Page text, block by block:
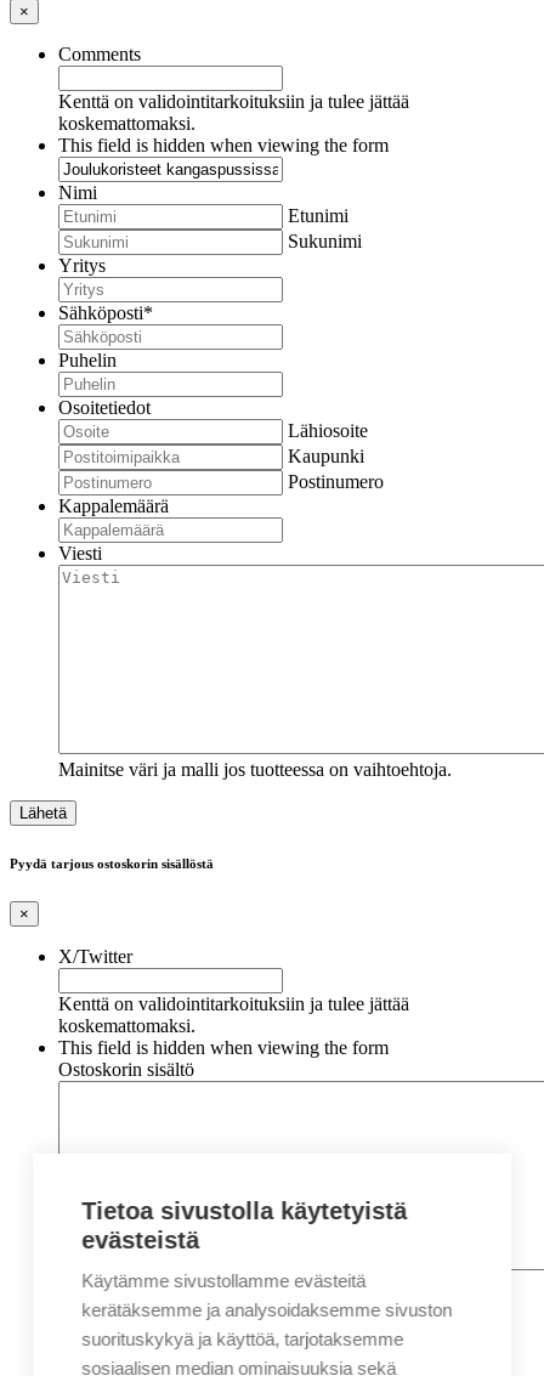
×
Comments
Kenttä on validointitarkoituksiin ja tulee jättää
koskemattomaksi.
This field is hidden when viewing the form
Nimi
Etunimi
Sukunimi
Yritys
Sähköposti*
Puhelin
Osoitetiedot
Lähiosoite
Kaupunki
Postinumero
Kappalemäärä
Viesti
Mainitse väri ja malli jos tuotteessa on vaihtoehtoja.
Pyydä tarjous ostoskorin sisällöstä
×
X/Twitter
Kenttä on validointitarkoituksiin ja tulee jättää
koskemattomaksi.
This field is hidden when viewing the form
Ostoskorin sisältö
Nimi*
Etunimi
Sukunimi
Tietoa sivustolla käytetyistä
evästeistä
Käytämme sivustollamme evästeitä
kerätäksemme ja analysoidaksemme sivuston
suorituskykyä ja käyttöä, tarjotaksemme
sosiaalisen median ominaisuuksia sekä